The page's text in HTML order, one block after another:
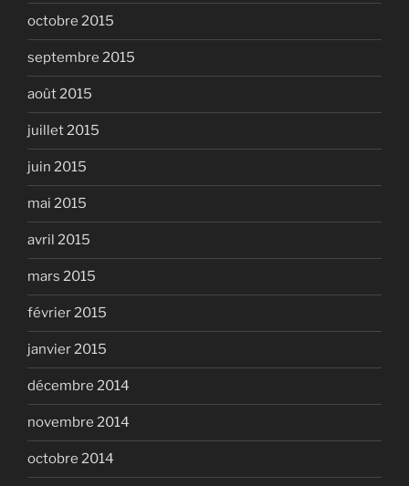
octobre 2015
septembre 2015
août 2015
juillet 2015
juin 2015
mai 2015
avril 2015
mars 2015
février 2015
janvier 2015
décembre 2014
novembre 2014
octobre 2014